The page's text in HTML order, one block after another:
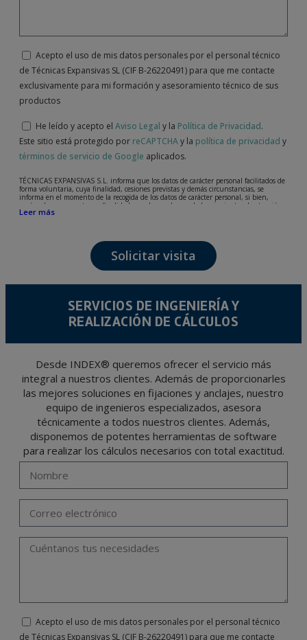
Acepto el uso de mis datos personales por el personal técnico
de Técnicas Expansivas SL (CIF B-26220491) para que me contacte
exclusivamente para mi formación y asesoramiento técnico de sus
productos
He leído y acepto el Aviso Legal y la Política de Privacidad.
Este sitio está protegido por reCAPTCHAy la política de privacidad y
términos de servicio de Google aplicados.
TÉCNICAS EXPANSIVAS S.L. informa que los datos de carácter personal facilitados de
forma voluntaria, cuya finalidad, cesiones previstas y demás circunstancias, se
informa en el momento de la recogida de los datos de carácter personal, si bien,
según el caso concreto, su finalidad, puede ser alguna de las siguientes, la atención a
su solicitud, queja o duda planteada, mantenimiento de la relación establecida, la
Los datos incorporados a nuestros ficheros son absolutamente confidenciales y serán
tratados con la máxima confidencialidad y cumpliendo todos los requisitos que obliga
el Reglamento General de Protección de Datos (RGPD) de 27 de abril de 2016. Los
datos personales será aquel que marque la legislación vigente y siempre durante el
tiempo que medie en la prestación del servicio para el que fueron comunicados.
Se recomienda no enviar datos personales de nivel alto, según la legislación de
protección de datos, como pueden ser los relativos a salud, pues los mismos no viajan
responsabilidad.
El usuario podrá ejercer en cualquier momento sus derechos para acceder, rectificar,
oponerse, cancelarlos, limitar su tratamiento o solicitar su portabilidad con arreglo a
lo previsto en el Reglamento General de Protección de Datos (RGPD) de 27 de abril
de 2016 enviando una carta a su responsable de tratamiento: Valentín Gómez,
Gerente, junto con la fotocopia de su DNI, a TÉCNICAS EXPANSIVAS SL | P.I. La
Portalada II | c/ Segador 13, 26006 | Logroño (La Rioja) o a través de la dirección de
correo electrónicoinfo@indexfix.com .
Leer más
Solicitar visita
SERVICIOS DE INGENIERÍA Y
REALIZACIÓN DE CÁLCULOS
Desde INDEX® queremos ofrecer el servicio más
integral a nuestros clientes. Además de proporcionarles
las mejores soluciones en fijaciones y anclajes, nuestro
equipo de ingenieros especializados, asesora
técnicamente a todos nuestros clientes. Además,
disponemos de potentes herramientas de software
para realizar los cálculos necesarios con total exactitud.
Acepto el uso de mis datos personales por el personal técnico
de Técnicas Expansivas SL (CIF B-26220491) para que me contacte